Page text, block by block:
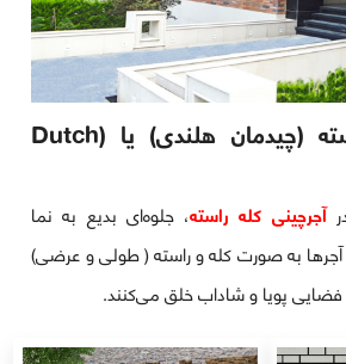
آجرچینی کله راسته (چیدمان هلندی) یا (Dutch
آجرچینی کله راسته، جلوه‌ای بدیع به نما
به صورت کله و راسته ( طولی و عرضی)
فضایی پویا و شاداب خلق می‌کنند.